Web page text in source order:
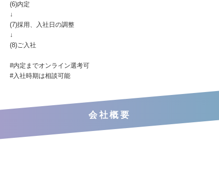
(6)内定
↓
(7)採用、入社日の調整
↓
(8)ご入社
#内定までオンライン選考可
#入社時期は相談可能
会社概要